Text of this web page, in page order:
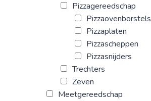
Pizzagereedschap
Pizzaovenborstels
Pizzaplaten
Pizzascheppen
Pizzasnijders
Trechters
Zeven
Meetgereedschap